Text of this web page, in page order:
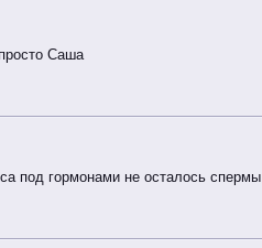
Саша
под гормонами не осталось спермы